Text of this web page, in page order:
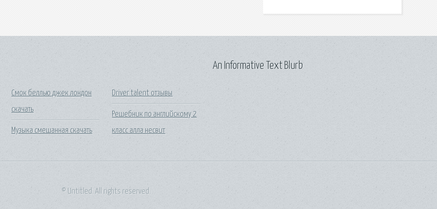
Смок беллью джек лондон
скачать
Музыка смешанная скачать
Driver talent отзывы
Решебник по английскому 2
класс алла несвит
An Informative Text Blurb
© Untitled. All rights reserved.